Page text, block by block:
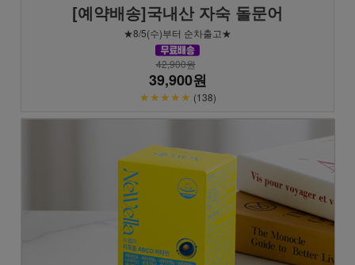
[예약배송]국내산 자숙 돌문어
★8/5(수)부터 순차출고★
42,900원
39,900원
★★★★★ (138)